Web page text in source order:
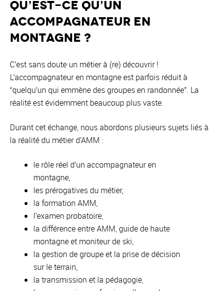
Qu’est-ce qu’un
accompagnateur en
montagne ?
C’est sans doute un métier à (re) découvrir !
L’accompagnateur en montagne est parfois réduit à
“quelqu’un qui emmène des groupes en randonnée”. La
réalité est évidemment beaucoup plus vaste.
Durant cet échange, nous abordons plusieurs sujets liés à
la réalité du métier d’AMM :
le rôle réel d’un accompagnateur en
montagne,
les prérogatives du métier,
la formation AMM,
l’examen probatoire,
la différence entre AMM, guide de haute
montagne et moniteur de ski,
la gestion de groupe et la prise de décision
sur le terrain,
la transmission et la pédagogie,